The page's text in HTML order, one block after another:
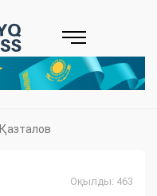
Қазталов
Оқылды: 463